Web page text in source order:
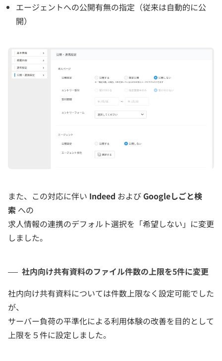
エージェントへの公開有無の指定（従来は自動的に公
開）
また、この対応に伴い Indeed および Googleしごと検
索 への
求人情報の連携のデフォルト選択を「希望しない」に変更
しました。
社内向け共有資料のファイル件数の上限を5件に変更
社内向け共有資料については件数上限なく設定可能でした
が、
サーバー負荷の平準化による利用体験の改善を目的として
上限を５件に設定しました。